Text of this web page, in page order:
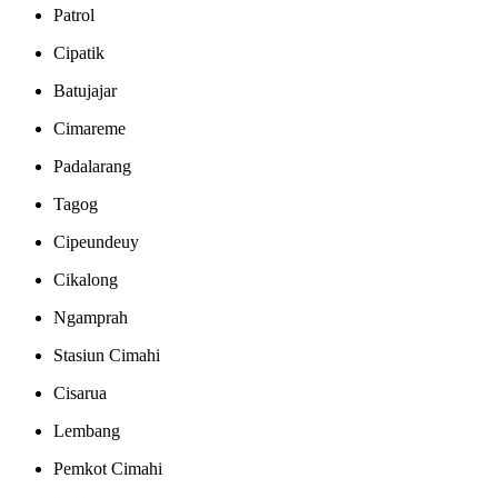
Patrol
Cipatik
Batujajar
Cimareme
Padalarang
Tagog
Cipeundeuy
Cikalong
Ngamprah
Stasiun Cimahi
Cisarua
Lembang
Pemkot Cimahi